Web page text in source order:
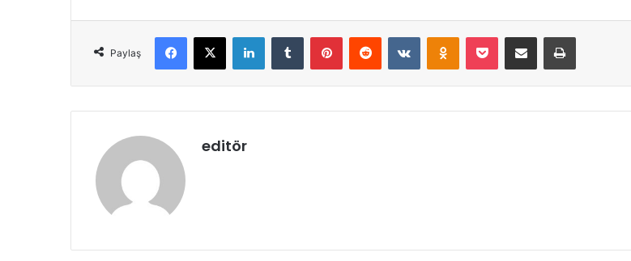
Paylaş
Facebook
X LinkedInTumblr PinterestReddit VKontakteOdnoklassniki
Pocket E-Posta ile paylaş Yazdır
editör